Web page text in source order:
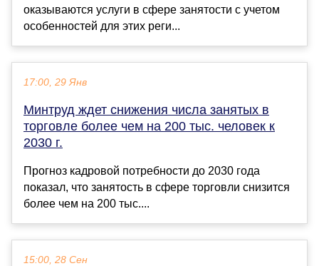
оказываются услуги в сфере занятости с учетом
особенностей для этих реги...
17:00, 29 Янв
Минтруд ждет снижения числа занятых в
торговле более чем на 200 тыс. человек к
2030 г.
Прогноз кадровой потребности до 2030 года
показал, что занятость в сфере торговли снизится
более чем на 200 тыс....
15:00, 28 Сен